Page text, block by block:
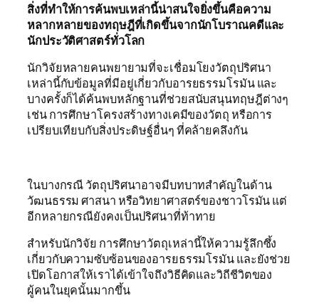
สิ่งที่ทำให้การค้นพบเหล่านี้น่าสนใจยิ่งขึ้นคือความ
หลากหลายของทฤษฎีที่เกิดขึ้นจากนักโบราณคดีและ
นักประวัติศาสตร์ทั่วโลก
นักวิจัยหลายคนพยายามที่จะเชื่อมโยงวัตถุปริศนา
เหล่านี้กับข้อมูลที่มีอยู่เกี่ยวกับอารยธรรมโรมัน และ
บางครั้งก็ได้ค้นพบหลักฐานที่ช่วยสนับสนุนทฤษฎีต่างๆ
เช่น การศึกษาโครงสร้างทางเคมีของวัตถุ หรือการ
เปรียบเทียบกับสิ่งประดิษฐ์อื่นๆ ที่คล้ายคลึงกัน
ในบางกรณี วัตถุปริศนาอาจมีบทบาทสำคัญในด้าน
วัฒนธรรม ศาสนา หรือวิทยาศาสตร์ของชาวโรมัน แต่
อีกหลายกรณียังคงเป็นปริศนาที่ท้าทาย
สำหรับนักวิจัย การศึกษาวัตถุเหล่านี้ให้ความรู้ลึกซึ้ง
เกี่ยวกับความซับซ้อนของอารยธรรมโรมัน และยังช่วย
เปิดโอกาสให้เราได้เข้าใจถึงวิธีคิดและวิถีชีวิตของ
ผู้คนในยุคนั้นมากขึ้น